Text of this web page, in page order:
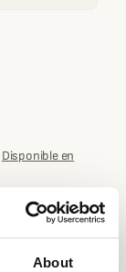
About
Disponible en